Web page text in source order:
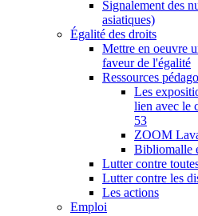
Signalement des
asiatiques)
Égalité des droits
Mettre en oeuvre
faveur de l'égalité
Ressources
Les
lien avec le
53
ZOOM
Bibliomalle
Lutter contre
Lutter contre les
Les actions
Emploi